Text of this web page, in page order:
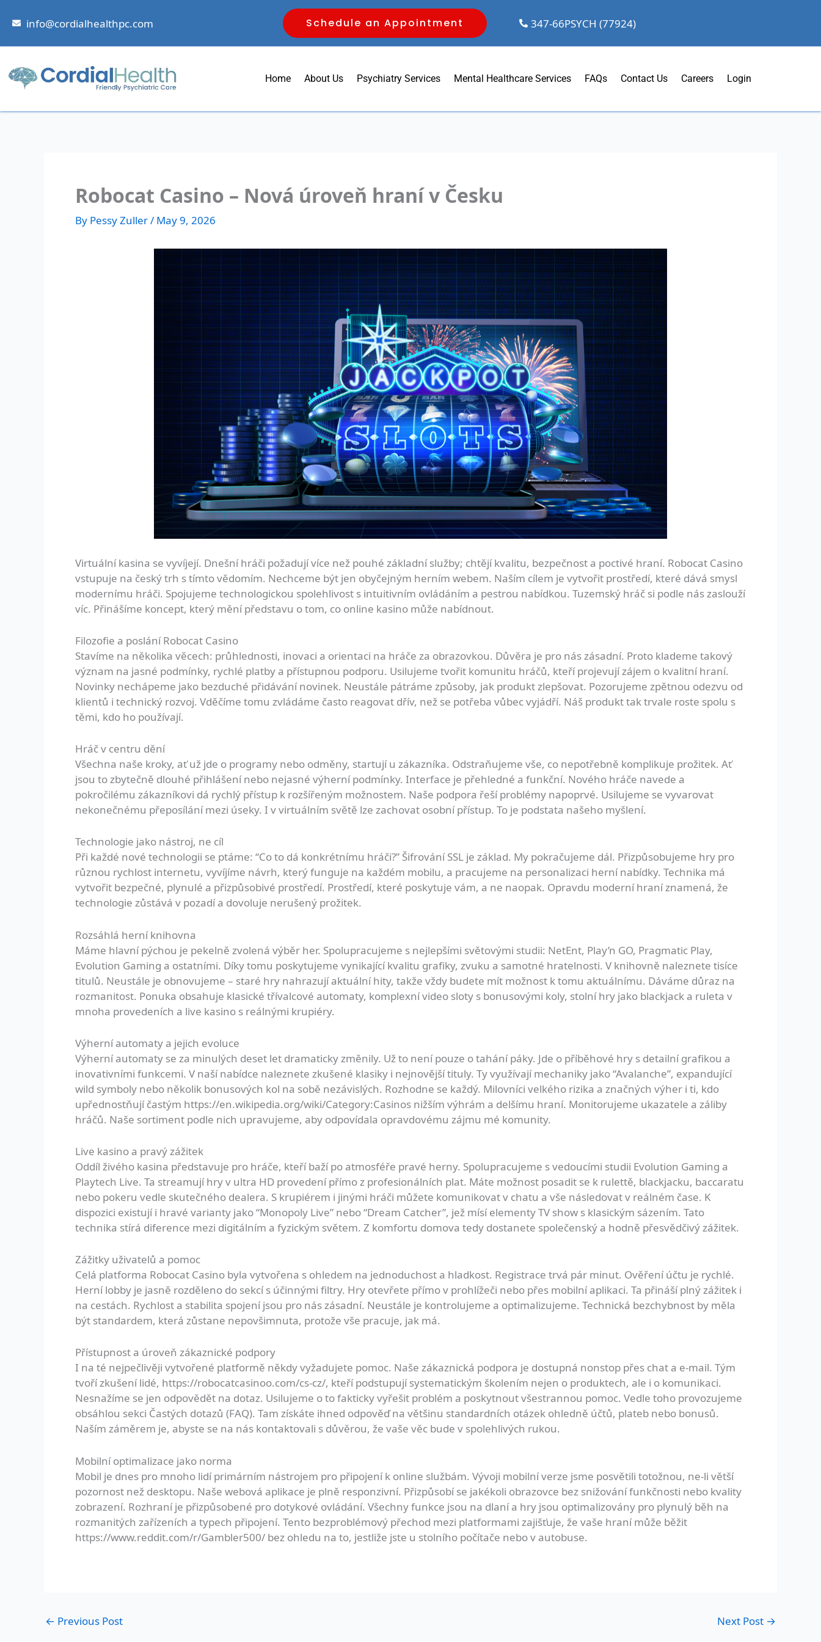
info@cordialhealthpc.com Schedule an Appointment 347-66PSYCH (77924)
Home About Us Psychiatry Services Mental Healthcare Services FAQs Contact Us Careers Login
Robocat Casino – Nová úroveň hraní v Česku
By Pessy Zuller/ May 9, 2026
Virtuální kasina se vyvíjejí. Dnešní hráči požadují více než pouhé základní služby; chtějí kvalitu, bezpečnost a poctivé hraní. Robocat Casino
vstupuje na český trh s tímto vědomím. Nechceme být jen obyčejným herním webem. Naším cílem je vytvořit prostředí, které dává smysl
modernímu hráči. Spojujeme technologickou spolehlivost s intuitivním ovládáním a pestrou nabídkou. Tuzemský hráč si podle nás zaslouží
víc. Přinášíme koncept, který mění představu o tom, co online kasino může nabídnout.
Filozofie a poslání Robocat Casino
Stavíme na několika věcech: průhlednosti, inovaci a orientaci na hráče za obrazovkou. Důvěra je pro nás zásadní. Proto klademe takový
význam na jasné podmínky, rychlé platby a přístupnou podporu. Usilujeme tvořit komunitu hráčů, kteří projevují zájem o kvalitní hraní.
Novinky nechápeme jako bezduché přidávání novinek. Neustále pátráme způsoby, jak produkt zlepšovat. Pozorujeme zpětnou odezvu od
klientů i technický rozvoj. Vděčíme tomu zvládáme často reagovat dřív, než se potřeba vůbec vyjádří. Náš produkt tak trvale roste spolu s
těmi, kdo ho používají.
Hráč v centru dění
Všechna naše kroky, ať už jde o programy nebo odměny, startují u zákazníka. Odstraňujeme vše, co nepotřebně komplikuje prožitek. Ať
jsou to zbytečně dlouhé přihlášení nebo nejasné výherní podmínky. Interface je přehledné a funkční. Nového hráče navede a
pokročilému zákazníkovi dá rychlý přístup k rozšířeným možnostem. Naše podpora řeší problémy napoprvé. Usilujeme se vyvarovat
nekonečnému přeposílání mezi úseky. I v virtuálním světě lze zachovat osobní přístup. To je podstata našeho myšlení.
Technologie jako nástroj, ne cíl
Při každé nové technologii se ptáme: “Co to dá konkrétnímu hráči?” Šifrování SSL je základ. My pokračujeme dál. Přizpůsobujeme hry pro
různou rychlost internetu, vyvíjíme návrh, který funguje na každém mobilu, a pracujeme na personalizaci herní nabídky. Technika má
vytvořit bezpečné, plynulé a přizpůsobivé prostředí. Prostředí, které poskytuje vám, a ne naopak. Opravdu moderní hraní znamená, že
technologie zůstává v pozadí a dovoluje nerušený prožitek.
Rozsáhlá herní knihovna
Máme hlavní pýchou je pekelně zvolená výběr her. Spolupracujeme s nejlepšími světovými studii: NetEnt, Play’n GO, Pragmatic Play,
Evolution Gaming a ostatními. Díky tomu poskytujeme vynikající kvalitu grafiky, zvuku a samotné hratelnosti. V knihovně naleznete tisíce
titulů. Neustále je obnovujeme – staré hry nahrazují aktuální hity, takže vždy budete mít možnost k tomu aktuálnímu. Dáváme důraz na
rozmanitost. Ponuka obsahuje klasické třívalcové automaty, komplexní video sloty s bonusovými koly, stolní hry jako blackjack a ruleta v
mnoha provedeních a live kasino s reálnými krupiéry.
Výherní automaty a jejich evoluce
Výherní automaty se za minulých deset let dramaticky změnily. Už to není pouze o tahání páky. Jde o příběhové hry s detailní grafikou a
inovativními funkcemi. V naší nabídce naleznete zkušené klasiky i nejnovější tituly. Ty využívají mechaniky jako “Avalanche”, expandující
wild symboly nebo několik bonusových kol na sobě nezávislých. Rozhodne se každý. Milovníci velkého rizika a značných výher i ti, kdo
upřednostňují častým https://en.wikipedia.org/wiki/Category:Casinos nižším výhrám a delšímu hraní. Monitorujeme ukazatele a záliby
hráčů. Naše sortiment podle nich upravujeme, aby odpovídala opravdovému zájmu mé komunity.
Live kasino a pravý zážitek
Oddíl živého kasina představuje pro hráče, kteří baží po atmosféře pravé herny. Spolupracujeme s vedoucími studii Evolution Gaming a
Playtech Live. Ta streamují hry v ultra HD provedení přímo z profesionálních plat. Máte možnost posadit se k rulettě, blackjacku, baccaratu
nebo pokeru vedle skutečného dealera. S krupiérem i jinými hráči můžete komunikovat v chatu a vše následovat v reálném čase. K
dispozici existují i hravé varianty jako “Monopoly Live” nebo “Dream Catcher”, jež mísí elementy TV show s klasickým sázením. Tato
technika stírá diference mezi digitálním a fyzickým světem. Z komfortu domova tedy dostanete společenský a hodně přesvědčivý zážitek.
Zážitky uživatelů a pomoc
Celá platforma Robocat Casino byla vytvořena s ohledem na jednoduchost a hladkost. Registrace trvá pár minut. Ověření účtu je rychlé.
Herní lobby je jasně rozděleno do sekcí s účinnými filtry. Hry otevřete přímo v prohlížeči nebo přes mobilní aplikaci. Ta přináší plný zážitek i
na cestách. Rychlost a stabilita spojení jsou pro nás zásadní. Neustále je kontrolujeme a optimalizujeme. Technická bezchybnost by měla
být standardem, která zůstane nepovšimnuta, protože vše pracuje, jak má.
Přístupnost a úroveň zákaznické podpory
I na té nejpečlivěji vytvořené platformě někdy vyžadujete pomoc. Naše zákaznická podpora je dostupná nonstop přes chat a e-mail. Tým
tvoří zkušení lidé, https://robocatcasinoo.com/cs-cz/, kteří podstupují systematickým školením nejen o produktech, ale i o komunikaci.
Nesnažíme se jen odpovědět na dotaz. Usilujeme o to fakticky vyřešit problém a poskytnout všestrannou pomoc. Vedle toho provozujeme
obsáhlou sekci Častých dotazů (FAQ). Tam získáte ihned odpověď na většinu standardních otázek ohledně účtů, plateb nebo bonusů.
Naším záměrem je, abyste se na nás kontaktovali s důvěrou, že vaše věc bude v spolehlivých rukou.
Mobilní optimalizace jako norma
Mobil je dnes pro mnoho lidí primárním nástrojem pro připojení k online službám. Vývoji mobilní verze jsme posvětili totožnou, ne-li větší
pozornost než desktopu. Naše webová aplikace je plně responzivní. Přizpůsobí se jakékoli obrazovce bez snižování funkčnosti nebo kvality
zobrazení. Rozhraní je přizpůsobené pro dotykové ovládání. Všechny funkce jsou na dlaní a hry jsou optimalizovány pro plynulý běh na
rozmanitých zařízeních a typech připojení. Tento bezproblémový přechod mezi platformami zajišťuje, že vaše hraní může běžit
https://www.reddit.com/r/Gambler500/ bez ohledu na to, jestliže jste u stolního počítače nebo v autobuse.
← Previous Post Next Post →